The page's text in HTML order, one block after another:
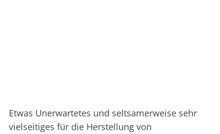
Etwas Unerwartetes und seltsamerweise sehr
vielseitiges für die Herstellung von